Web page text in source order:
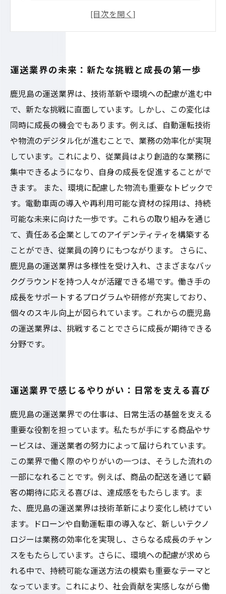
環境配慮と新たな工夫：持続可能な運送の道
成功事例に学ぶ：運送業界でのキャリアアップ
に必要なこと
運送業界の魅力を探る：あなたの未来はここに
ある
未来を見据えて：運送業界での成長ストーリー
を共に描く
運送業界の未来：新たな挑戦と成長の第一歩
鹿児島の運送業界は、技術革新や環境への配慮が進む中
で、新たな挑戦に直面しています。しかし、この変化は
同時に成長の機会でもあります。例えば、自動運転技術
や物流のデジタル化が進むことで、業務の効率化が実現
しています。これにより、従業員はより創造的な業務に
集中できるようになり、自身の成長を促進することがで
きます。 また、環境に配慮した物流も重要なトピックで
す。電動車両の導入や再利用可能な資材の採用は、持続
可能な未来に向けた一歩です。これらの取り組みを通じ
て、責任ある企業としてのアイデンティティを構築する
ことができ、従業員の誇りにもつながります。 さらに、
鹿児島の運送業界は多様性を受け入れ、さまざまなバッ
クグラウンドを持つ人々が活躍できる場です。働き手の
成長をサポートするプログラムや研修が充実しており、
個々のスキル向上が図られています。これからの鹿児島
の運送業界は、挑戦することでさらに成長が期待できる
分野です。
運送業界で感じるやりがい：日常を支える喜び
鹿児島の運送業界での仕事は、日常生活の基盤を支える
重要な役割を担っています。私たちが手にする商品やサ
ービスは、運送業者の努力によって届けられています。
この業界で働く際のやりがいの一つは、そうした流れの
一部になれることです。例えば、商品の配送を通じて顧
客の期待に応える喜びは、達成感をもたらします。ま
た、鹿児島の運送業界は技術革新により変化し続けてい
ます。ドローンや自動運転車の導入など、新しいテクノ
ロジーは業務の効率化を実現し、さらなる成長のチャン
スをもたらしています。さらに、環境への配慮が求めら
れる中で、持続可能な運送方法の模索も重要なテーマと
なっています。これにより、社会貢献を実感しながら働